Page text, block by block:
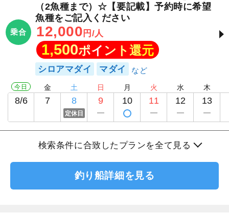
乗合
（2魚種まで）☆【要記載】予約時に希望
魚種をご記入ください
12,000 円/人
1,500ポイント還元
シロアマダイ マダイ
今日
8/6
金
7
土
8
定休日
日
9
月
10
火
11
水
12
木
13
検索条件に合致したプランを全て見る
釣り船詳細を見る